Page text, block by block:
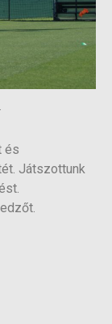
és
Játszottunk